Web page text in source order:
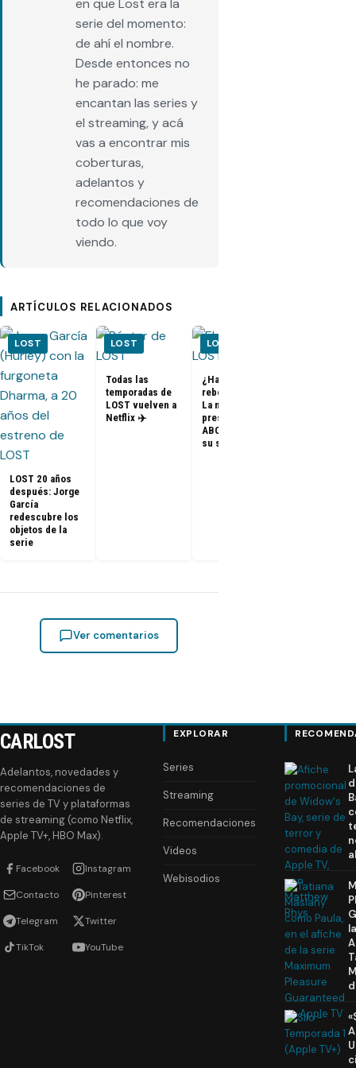
en que Lost era la
serie del momento:
de ahí el nombre.
Desde entonces no
he parado: me
encantan las series y
el streaming, y acá
vas a encontrar mis
coberturas,
adelantos y
recomendaciones de
todo lo que voy
viendo.
ARTÍCULOS RELACIONADOS
LOST
LOST 20 años
después: Jorge
García
redescubre los
objetos de la
serie
LOST
Todas las
temporadas de
LOST vuelven a
Netflix ✈️
LOST
¿Habrá un
reboot de Lost?
La nueva
presidenta de
ABC dice que es
su sueño
Ver comentarios
CARLOST
Adelantos, novedades y
recomendaciones de
series de TV y plataformas
de streaming (como Netflix,
Apple TV+, HBO Max).
Facebook Instagram
Contacto Pinterest
Telegram Twitter
TikTok YouTube
EXPLORAR
Series
Streaming
Recomendaciones
Videos
Webisodios